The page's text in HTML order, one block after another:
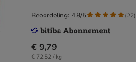
€ 9,79
€ 72,52 / kg
Beoordeling: 4.8/5 (22)